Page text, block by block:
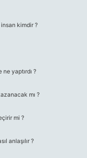
insan kimdir ?
yaptırdı ?
mı ?
mi ?
anlaşılır ?